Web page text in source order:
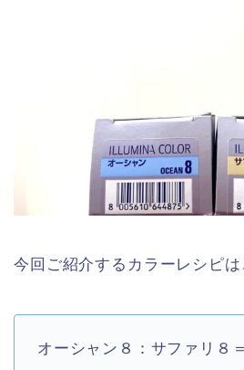
今回ご紹介するカラーレシピは
オーシャン８：サファリ８